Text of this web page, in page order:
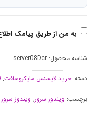
به من از طریق پیامک
شناسه محصول: server08Dcr
دسته:خرید لایسنس مایکروسافت,
برچسب: ویندوز سرور, ویندوز سرور 2008